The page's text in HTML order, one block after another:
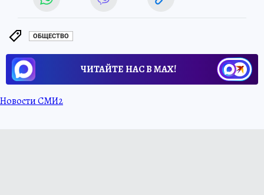
ОБЩЕСТВО
ЧИТАЙТЕ НАС В МАХ!
Новости СМИ2